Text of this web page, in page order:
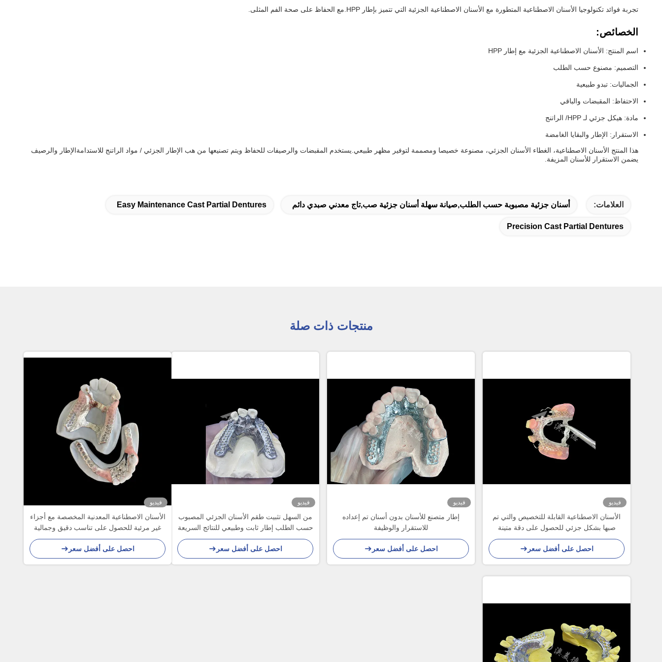
تجربة فوائد تكنولوجيا الأسنان الاصطناعية المتطورة مع الأسنان الاصطناعية الجزئية التي تتميز بإطار HPP.مع الحفاظ على صحة الفم المثلى.
الخصائص:
اسم المنتج: الأسنان الاصطناعية الجزئية مع إطار HPP
التصميم: مصنوع حسب الطلب
الجماليات: تبدو طبيعية
الاحتفاظ: المقبضات والباقي
مادة: هيكل جزئي لـ HPP/ الراتنج
الاستقرار: الإطار والبقايا الغامضة
هذا المنتج الأسنان الاصطناعية، الغطاء الأسنان الجزئي، مصنوعة خصيصا ومصممة لتوفير مظهر طبيعي.يستخدم المقبضات والرصيفات للحفاظ ويتم تصنيعها من هب الإطار الجزئي / مواد الراتنج للاستدامةالإطار والرصيف
يضمن الاستقرار للأسنان المزيفة.
العلامات: أسنان جزئية مصبوبة حسب الطلب,صيانة سهلة أسنان جزئية صب,تاج معدني صبدي دائم Easy Maintenance Cast Partial Dentures
Precision Cast Partial Dentures
منتجات ذات صلة
فيديو
الأسنان الاصطناعية القابلة للتخصيص والتي تم
صبها بشكل جزئي للحصول على دقة متينة
وراحة في استبدال الأسنان الجزئية
احصل على أفضل سعر
فيديو
إطار متصنع للأسنان بدون أسنان تم إعداده
للاستقرار والوظيفة
احصل على أفضل سعر
فيديو
من السهل تثبيت طقم الأسنان الجزئي المصبوب
حسب الطلب إطار ثابت وطبيعي للنتائج السريعة
احصل على أفضل سعر
فيديو
الأسنان الاصطناعية المعدنية المخصصة مع أجزاء
غير مرئية للحصول على تناسب دقيق وجمالية
متفوقة
احصل على أفضل سعر